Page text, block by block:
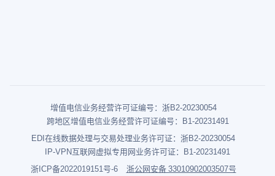
增值电信业务经营许可证编号：浙B2-20230054
跨地区增值电信业务经营许可证编号：B1-20231491
EDI在线数据处理与交易处理业务许可证：浙B2-20230054
IP-VPN互联网虚拟专用网业务许可证：B1-20231491
浙ICP备2022019151号-6
浙公网安备 33010902003507号